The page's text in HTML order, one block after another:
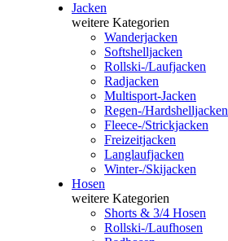
Jacken
weitere Kategorien
Wanderjacken
Softshelljacken
Rollski-/Laufjacken
Radjacken
Multisport-Jacken
Regen-/Hardshelljacken
Fleece-/Strickjacken
Freizeitjacken
Langlaufjacken
Winter-/Skijacken
Hosen
weitere Kategorien
Shorts & 3/4 Hosen
Rollski-/Laufhosen